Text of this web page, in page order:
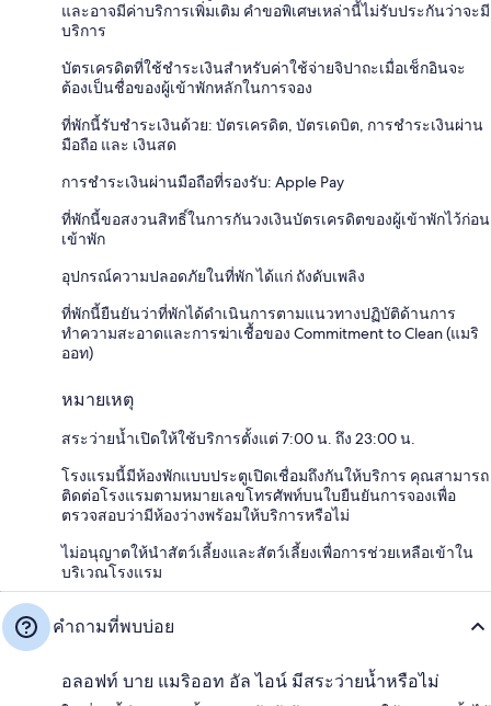
และอาจมีค่าบริการเพิ่มเติม คำขอพิเศษเหล่านี้ไม่รับประกันว่าจะมี
บริการ
บัตรเครดิตที่ใช้ชำระเงินสำหรับค่าใช้จ่ายจิปาถะเมื่อเช็กอินจะ
ต้องเป็นชื่อของผู้เข้าพักหลักในการจอง
ที่พักนี้รับชำระเงินด้วย: บัตรเครดิต, บัตรเดบิต, การชำระเงินผ่าน
มือถือ และ เงินสด
การชำระเงินผ่านมือถือที่รองรับ: Apple Pay
ที่พักนี้ขอสงวนสิทธิ์ในการกันวงเงินบัตรเครดิตของผู้เข้าพักไว้ก่อน
เข้าพัก
อุปกรณ์ความปลอดภัยในที่พัก ได้แก่ ถังดับเพลิง
ที่พักนี้ยืนยันว่าที่พักได้ดำเนินการตามแนวทางปฏิบัติด้านการ
ทำความสะอาดและการฆ่าเชื้อของ Commitment to Clean (แมริ
ออท)
หมายเหตุ
สระว่ายน้ำเปิดให้ใช้บริการตั้งแต่ 7:00 น. ถึง 23:00 น.
โรงแรมนี้มีห้องพักแบบประตูเปิดเชื่อมถึงกันให้บริการ คุณสามารถ
ติดต่อโรงแรมตามหมายเลขโทรศัพท์บนใบยืนยันการจองเพื่อ
ตรวจสอบว่ามีห้องว่างพร้อมให้บริการหรือไม่
ไม่อนุญาตให้นำสัตว์เลี้ยงและสัตว์เลี้ยงเพื่อการช่วยเหลือเข้าใน
บริเวณโรงแรม
คำถามที่พบบ่อย
อลอฟท์ บาย แมริออท อัล ไอน์ มีสระว่ายน้ำหรือไม่